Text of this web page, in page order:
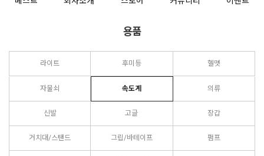
용품
라이트 후미등 헬맷
자물쇠 속도계 의류
신발 고글 장갑
거치대/스탠드 그립/바테이프 펌프